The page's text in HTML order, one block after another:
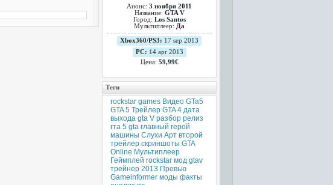
Анонс: 3 ноября 2011
Название: GTA V
Город: Los Santos
Мультиплеер: Да
Xbox360/PS3: 17 sep 2013
PC: 14 apr 2013
Цена: 59,99€
Теги
rockstar games Видео GTa5
GTA 5 Трейлер GTA 4 дата
выхода gta V разбор релиз
гта 5 gta главный герой
машины Слухи Арт второй
трейлер скриншоты GTA
Online Мультиплеер
Геймплей rockstar мод gtav
трейнер 2013 Превью
Gameinformer моды факты